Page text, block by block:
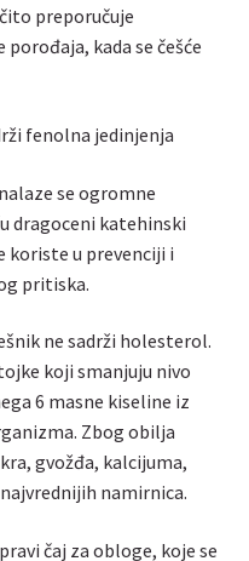
preporučuje
kada se češće
fenolna jedinjenja
se ogromne
dragoceni katehinski
koriste u prevenciji i
pritiska.
ne sadrži holesterol.
koji smanjuju nivo
6 masne kiseline iz
Zbog obilja
gvožđa, kalcijuma,
namirnica.
čaj za obloge, koje se